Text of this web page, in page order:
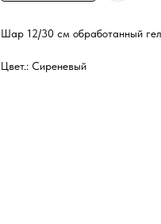
Шар 12/30 см обработанный
Цвет.: Сиреневый